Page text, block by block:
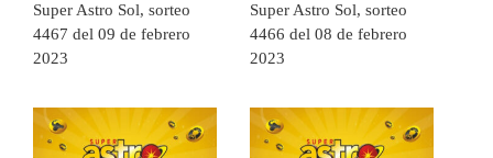
Super Astro Sol, sorteo
4467 del 09 de febrero
2023
Super Astro Sol, sorteo
4466 del 08 de febrero
2023